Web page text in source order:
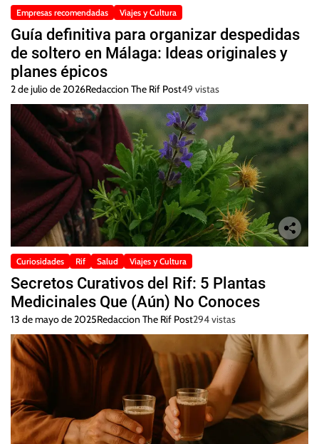
Empresas recomendadas Viajes y Cultura
Guía definitiva para organizar despedidas
de soltero en Málaga: Ideas originales y
planes épicos
2 de julio de 2026Redaccion The Rif Post49 vistas
Curiosidades Rif Salud Viajes y Cultura
Secretos Curativos del Rif: 5 Plantas
Medicinales Que (Aún) No Conoces
13 de mayo de 2025Redaccion The Rif Post294 vistas